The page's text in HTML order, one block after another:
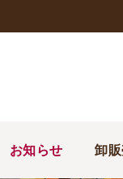
お知らせ 卸